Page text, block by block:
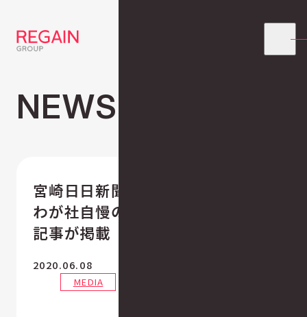
NEWS
宮崎日日新聞（令和2年6月8日号）
わが社自慢のコーナーで、鮭制度の
記事が掲載
2020.06.08
MEDIA